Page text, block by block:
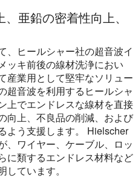
亜鉛の密着性向上、
、ヒールシャー社の超音波イ
ッキ前後の線材洗浄におい
産業用として堅牢なソリュー
超音波を利用するヒールシャ
上でエンドレスな線材を直接
向上、不良品の削減、および
よう支援します。 Hielscher
、ワイヤー、ケーブル、ロッ
に類するエンドレス材料など
ています。